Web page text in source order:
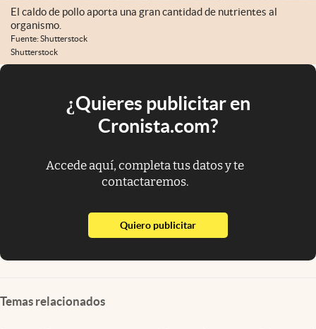
El caldo de pollo aporta una gran cantidad de nutrientes al
organismo.
Fuente: Shutterstock
Shutterstock
¿Quieres publicitar en
Cronista.com?
Accede aquí, completa tus datos y te
contactaremos.
Quiero publicitarabre en nueva pestaña
Temas relacionados